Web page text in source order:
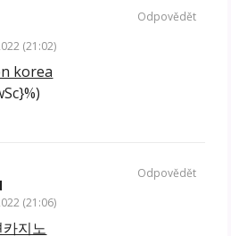
(21:02)
korea
Odpovědět
(21:06)
지노
Odpovědět